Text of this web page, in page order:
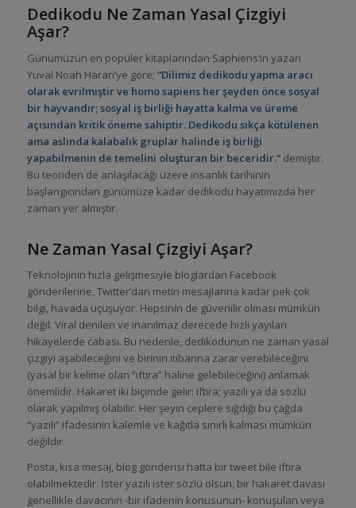
Dedikodu Ne Zaman Yasal Çizgiyi
Aşar?
Günümüzün en popüler kitaplarından Saphiens’in yazarı
Yuval Noah Harari’ye göre; “Dilimiz dedikodu yapma aracı
olarak evrilmiştir ve homo sapiens her şeyden önce sosyal
bir hayvandır; sosyal iş birliği hayatta kalma ve üreme
açısından kritik öneme sahiptir. Dedikodu sıkça kötülenen
ama aslında kalabalık gruplar halinde iş birliği
yapabilmenin de temelini oluşturan bir beceridir.“demiştir.
Bu teoriden de anlaşılacağı üzere insanlık tarihinin
başlangıcından günümüze kadar dedikodu hayatımızda her
zaman yer almıştır.
Ne Zaman Yasal Çizgiyi Aşar?
Teknolojinin hızla gelişmesiyle bloglardan Facebook
gönderilerine, Twitter’dan metin mesajlarına kadar pek çok
bilgi, havada uçuşuyor. Hepsinin de güvenilir olması mümkün
değil. Viral denilen ve inanılmaz derecede hızlı yayılan
hikayelerde cabası. Bu nedenle, dedikodunun ne zaman yasal
çizgiyi aşabileceğini ve birinin itibarına zarar verebileceğini
(yasal bir kelime olan “iftira” haline gelebileceğini) anlamak
önemlidir. Hakaret iki biçimde gelir: iftira; yazılı ya da sözlü
olarak yapılmış olabilir. Her şeyin ceplere sığdığı bu çağda
“yazılı” ifadesinin kalemle ve kağıtla sınırlı kalması mümkün
değildir.
Posta, kısa mesaj, blog gönderisi hatta bir tweet bile iftira
olabilmektedir. İster yazılı ister sözlü olsun, bir hakaret davası
genellikle davacının -bir ifadenin konusunun- konuşulan veya